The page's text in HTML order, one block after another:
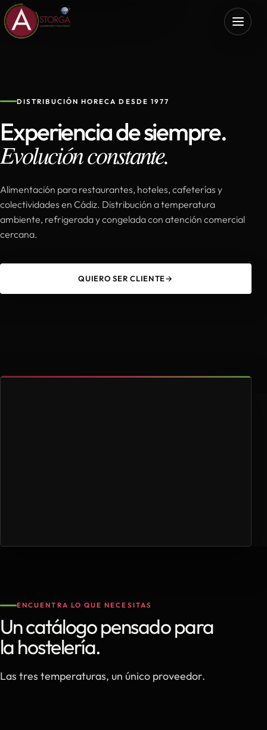
DISTRIBUCIÓN HORECA DESDE 1977
Experiencia de siempre.
Evolución constante.
Alimentación para restaurantes, hoteles, cafeterías y
colectividades en Cádiz. Distribución a temperatura
ambiente, refrigerada y congelada con atención comercial
cercana.
QUIERO SER CLIENTE→
ENCUENTRA LO QUE NECESITAS
Un catálogo pensado para
la hostelería.
Las tres temperaturas, un único proveedor.